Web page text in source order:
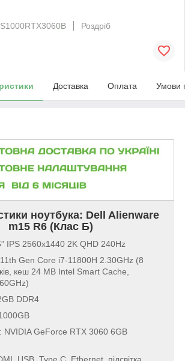
Роздріб
Доставка Оплата Умови
ноутбука: Dell Alienware
m15 R6 (Клас Б)
IPS 2560x1440 2K QHD 240Hz
11th Gen Core i7-11800H 2.30GHz (8
кеш 24 MB Intel Smart Cache,
GB DDR4
GB
NVIDIA GeForce RTX 3060 6GB